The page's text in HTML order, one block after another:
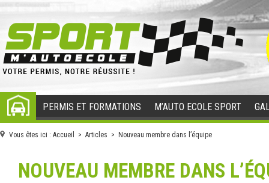
PERMIS ET FORMATIONS M’AUTO ECOLE SPORT
Vous êtes ici : Accueil > Articles > Nouveau membre dans l’équipe
NOUVEAU MEMBRE DANS